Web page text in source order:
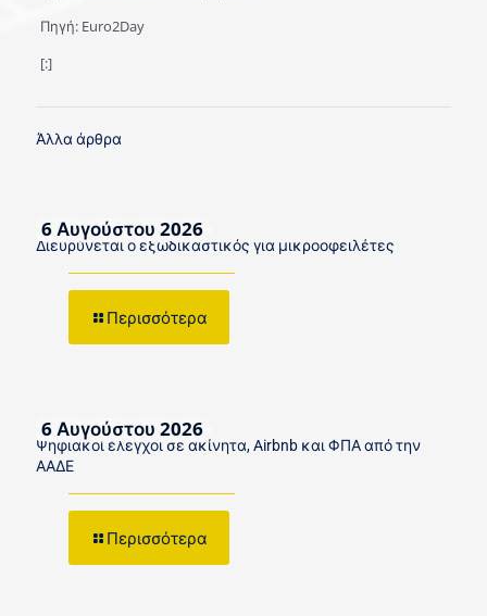
Πηγή: Euro2Day
[:]
Άλλα άρθρα
6 Αυγούστου 2026
Διευρύνεται ο εξωδικαστικός για μικροοφειλέτες
Περισσότερα
6 Αυγούστου 2026
Ψηφιακοί έλεγχοι σε ακίνητα, Airbnb και ΦΠΑ από την
ΑΑΔΕ
Περισσότερα